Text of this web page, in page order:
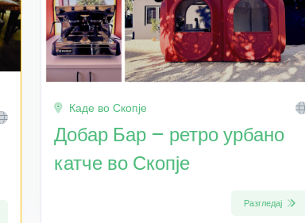
Каде во Скопје
Добар Бар – ретро урбано
катче во Скопје
Разгледај